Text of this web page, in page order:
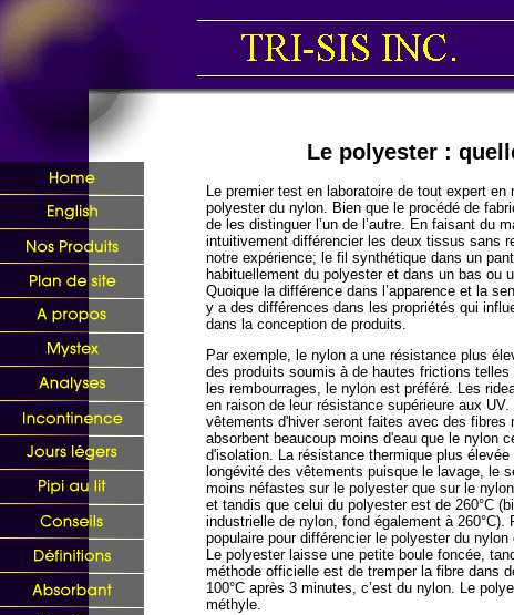
Le polyester :
Le premier test en laboratoire de tout expert
polyester du nylon. Bien que le procédé de
de les distinguer l’un de l’autre. En faisant du
intuitivement différencier les deux tissus sans
notre expérience; le fil synthétique dans un
habituellement du polyester et dans un bas ou
Quoique la différence dans l’apparence et la
y a des différences dans les propriétés qui
dans la conception de produits.
Par exemple, le nylon a une résistance plus
des produits soumis à de hautes frictions
les rembourrages, le nylon est préféré. Les
en raison de leur résistance supérieure aux
vêtements d'hiver seront faites avec des fibres
absorbent beaucoup moins d'eau que le nylon
d'isolation. La résistance thermique plus
longévité des vêtements puisque le lavage, le
moins néfastes sur le polyester que sur le
et tandis que celui du polyester est de 260°C
industrielle de nylon, fond également à
populaire pour différencier le polyester du
Le polyester laisse une petite boule foncée,
méthode officielle est de tremper la fibre dans
100°C après 3 minutes, c’est du nylon. Le
méthyle.